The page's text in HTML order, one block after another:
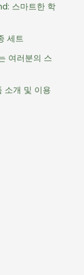
스마트한 학
세트
여러분의 스
소개 및 이용